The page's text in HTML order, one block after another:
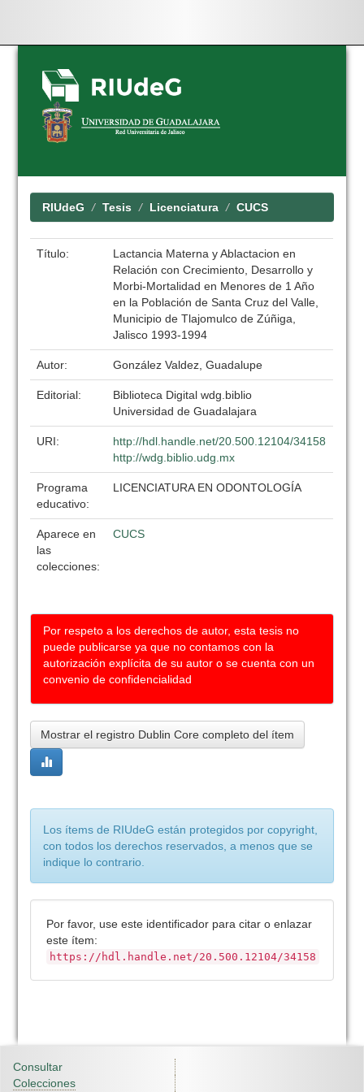
Skip
navigation
RIUdeG Tesis Licenciatura CUCS
Título:
Lactancia Materna y Ablactacion en
Relación con Crecimiento, Desarrollo y
Morbi-Mortalidad en Menores de 1 Año
en la Población de Santa Cruz del Valle,
Municipio de Tlajomulco de Zúñiga,
Jalisco 1993-1994
Autor: González Valdez, Guadalupe
Editorial:
Biblioteca Digital wdg.biblio
Universidad de Guadalajara
URI:
http://hdl.handle.net/20.500.12104/34158
http://wdg.biblio.udg.mx
Programa
educativo:
LICENCIATURA EN ODONTOLOGÍA
Aparece en
las
colecciones:
CUCS
Por respeto a los derechos de autor, esta tesis no
puede publicarse ya que no contamos con la
autorización explícita de su autor o se cuenta con un
convenio de confidencialidad
Mostrar el registro Dublin Core completo del ítem
Los ítems de RIUdeG están protegidos por copyright,
con todos los derechos reservados, a menos que se
indique lo contrario.
Por favor, use este identificador para citar o enlazar
este ítem:
https://hdl.handle.net/20.500.12104/34158
Consultar
Colecciones